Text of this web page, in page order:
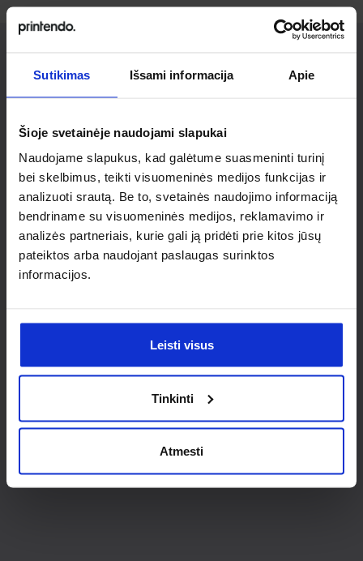
Sutikimas Išsami informacija Apie
Šioje svetainėje naudojami slapukai
Naudojame slapukus, kad galėtume suasmeninti turinį
bei skelbimus, teikti visuomeninės medijos funkcijas ir
analizuoti srautą. Be to, svetainės naudojimo informaciją
bendriname su visuomeninės medijos, reklamavimo ir
analizės partneriais, kurie gali ją pridėti prie kitos jūsų
pateiktos arba naudojant paslaugas surinktos
informacijos.
Leisti visus
Tinkinti
Atmesti
Ieškai
individualaus
sprendimo?
Susisiek su mumis dėl
nestandartinio produkto aptarimo.
Susisiekti